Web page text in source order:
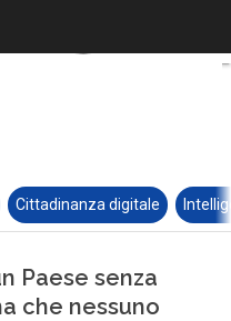
Cittadinanza digitale
Paese senza
che nessuno